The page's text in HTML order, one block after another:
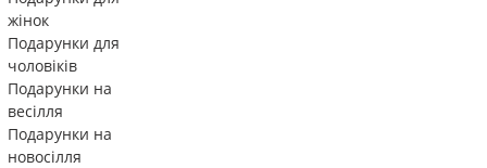
жінок
Подарунки для
чоловіків
Подарунки на
весілля
Подарунки на
новосілля